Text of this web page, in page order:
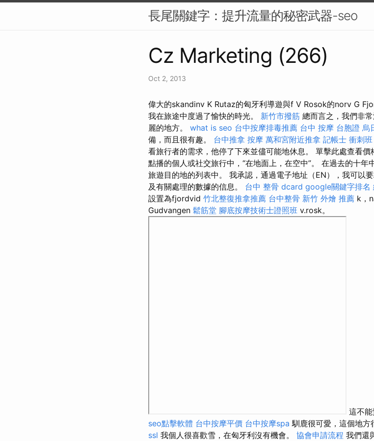
長尾關鍵字：提升流量的秘密武器-seo
Cz Marketing (266)
Oct 2, 2013
偉大的skandinv K Rutaz的匈牙利導遊與f V Rosok的norv G
我在旅途中度過了愉快的時光。 新竹市撥筋 總而言之，我們非
麗的地方。 what is seo 台中按摩排毒推薦 台中 按摩 台胞證 烏
備，而且很有趣。 台中推拿 按摩 萬和宮附近推拿 記帳士 衝刺班
看旅行者的需求，他停了下來並儘可能地休息。 單擊此處查看
點播的個人或社交旅行中，“在地面上，在空中”。 在過去的十
旅遊目的地的列表中。 我承認，通過電子地址（EN），我可以
及有關處理的數據的信息。 台中 整骨 dcard google關鍵字排名
設置為fjordvid 竹北整復推拿推薦 台中整骨 新竹 外燴 推薦 k，
Gudvangen 鬆筋堂 腳底按摩技術士證照班 v.rosk。
這不能
seo點擊軟體 台中按摩平價 台中按摩spa 馴鹿很可愛，這個地方
ssl 我個人很喜歡雪，在匈牙利沒有機會。 協會申請流程 我們還